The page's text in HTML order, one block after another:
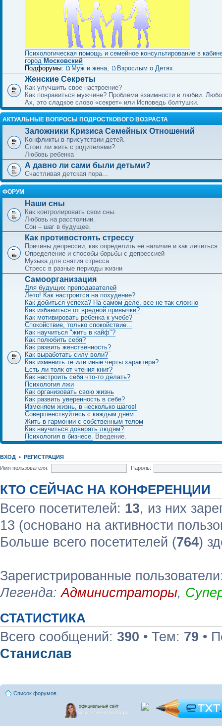
Психологическая помощь и семейное консультирование в
город Московский
Подфорумы:
Муж и жена, Взрослым о Детях
Женские Секреты
Как улучшить свое настроение?
Как понравиться мужчине? Проблема взаимности в любви.
Ах, это сладкое слово «секрет» или Исповедь болтушки.
АКТУАЛЬНЫЕ ВОПРОСЫ ПОДРОСТКОВОГО ВОЗРАСТА
Заложники Кризиса Семейных Отношений
Конфликты в присутствии детей.
Стоит ли жить с родителями?
Любовь ребенка
А давно ли сами были детьми?
Счастливая детская пора...
ФОРУМ
Наши сны
Как контролировать свои сны.
Любовь на расстоянии.
Сон – шаг в будущее.
Как противостоять стрессу
Причины депрессии, как определить её наличие и как лечиться.
Определение и способы борьбы с депрессией
Музыка для снятия стресса
Стресс в разные периоды жизни
Самоорганизация
Для будущих преподавателей
Лето! Как настроится на похудение?
Как добиться успеха? На самом деле, все не так сложно
Как избавиться от вредной привычки?
Как мотивировать ребенка к учебе?
Спокойствие, только спокойствие...
Как научиться "жить в кайф"?
Как полюбить себя?
Как развить женственность?
Как выработать силу воли?
Как изменить те или иные черты характера?
Есть ли толк от чтения книг?
Как настроить себя что-то делать?
Психология лжи
Как организовать свою жизнь
Как развить уверенность в себе?
Изменяем жизнь, в несколько шагов!
Совершенствуйтесь с каждым днём
Жить в гармонии с собственным телом
Как научиться доверять людям?
Психология в бизнесе. Введение.
ВХОД • РЕГИСТРАЦИЯ
Имя пользователя:
Пароль:
КТО СЕЙЧАС НА КОНФЕРЕНЦИИ
Всего посетителей: 13, из них
13 (основано на активности
Больше всего посетителей (764)
Зарегистрированные
Легенда:Администраторы,
СТАТИСТИКА
Всего сообщений: 390 • Тем: 79 •
Станислав
Список форумов